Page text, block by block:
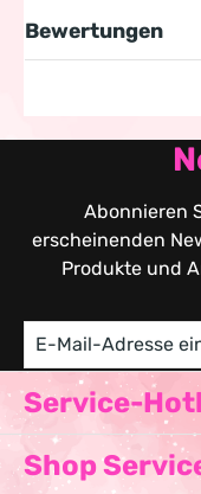
Bewertungen
Abonnieren
erscheinenden
Produkte und
Service-
Shop